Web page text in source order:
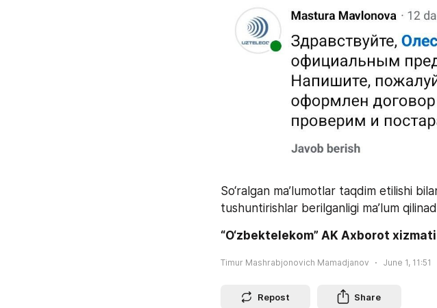
So‘ralgan ma’lumotlar taqdim etilishi
tushuntirishlar berilganligi ma’lum
“O‘zbektelekom” AK Axborot xizmati
Timur Mashrabjonovich Mamadjanov June 1, 11:51
Repost Share